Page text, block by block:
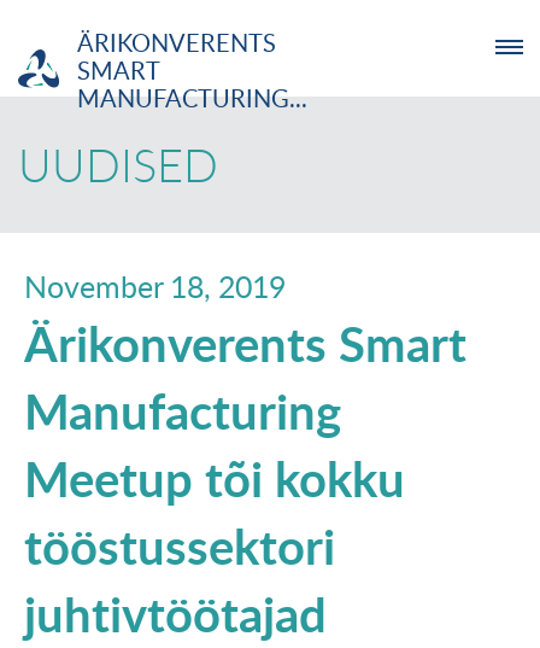
ÄRIKONVERENTS
SMART
MANUFACTURING...
MTÜ
INVESTOR
TUTVUSTUS
UUDISED
UUDISED
November 18, 2019
Ärikonverents Smart
Manufacturing
Meetup tõi kokku
tööstussektori
juhtivtöötajad